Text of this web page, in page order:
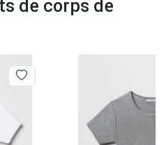
de corps de